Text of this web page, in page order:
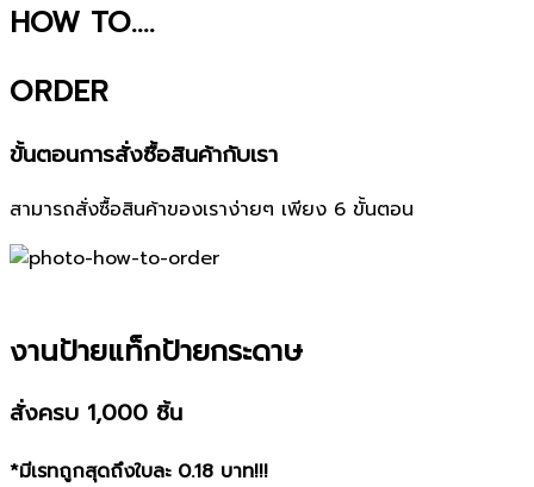
HOW TO....
ORDER
ขั้นตอนการสั่งซื้อสินค้ากับเรา
สามารถสั่งซื้อสินค้าของเราง่ายๆ เพียง 6 ขั้นตอน
งานป้ายแท็กป้ายกระดาษ
สั่งครบ 1,000 ชิ้น
*มีเรทถูกสุดถึงใบละ 0.18 บาท!!!